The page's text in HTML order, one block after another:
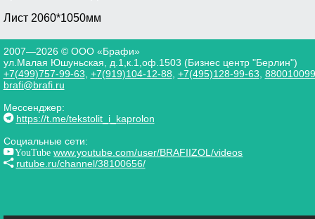
Лист 2060*1050мм
2007—2026 © ООО «Брафи»
ул.Малая Юшуньская, д.1,к.1,оф.1503 (Бизнес центр "Берлин")
+7(499)757-99-63 +7(919)104-12-88 +7(495)128-99-63
brafi@brafi.ru
Мессенджер:
https://t.me/tekstolit_i_kaprolon
Социальные сети:
YouTube www.youtube.com/user/BRAFIIZOL/videos
rutube.ru/channel/38100656/